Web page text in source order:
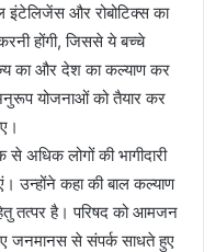
इंटेलिजेंस और रोबोटिक्स का
होंगी, जिससे ये बच्चे
का और देश का कल्याण कर
योजनाओं को तैयार कर
अधिक लोगों की भागीदारी
उन्होंने कहा की बाल कल्याण
तत्पर है। परिषद को आमजन
जनमानस से संपर्क साधते हुए